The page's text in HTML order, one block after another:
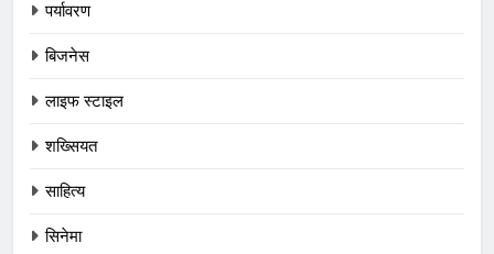
पर्यावरण
बिजनेस
लाइफ स्टाइल
शख्सियत
साहित्य
सिनेमा